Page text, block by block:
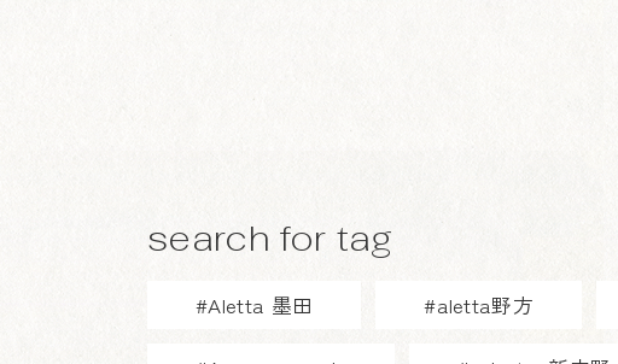
search for tag
#Aletta 墨田 #aletta野方